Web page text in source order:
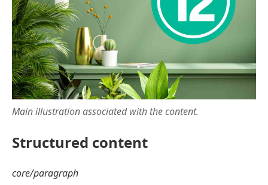
Main illustration associated with the content.
Structured content
core/paragraph